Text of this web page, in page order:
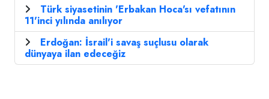
Türk siyasetinin 'Erbakan Hoca'sı vefatının
11'inci yılında anılıyor
Erdoğan: İsrail'i savaş suçlusu olarak
dünyaya ilan edeceğiz